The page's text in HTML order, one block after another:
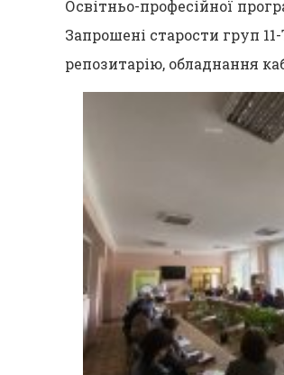
Освітньо-професійної
Запрошені старости груп
репозитарію, обладнання